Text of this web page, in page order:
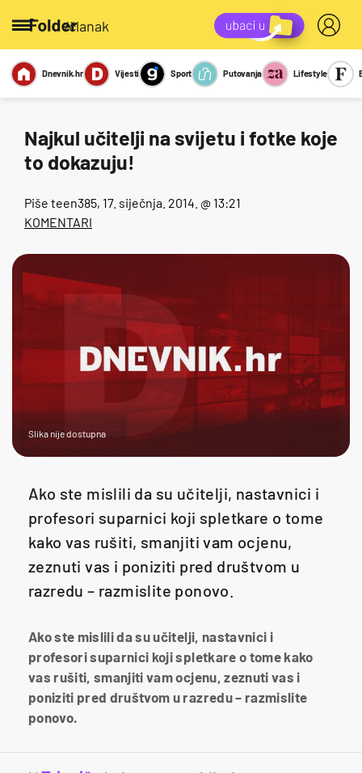
/članak
Miks Kviz
Report
Dnevnik.hr Vijesti Sport Putovanja Lifestyle
Najkul učitelji na svijetu i fotke koje
to dokazuju!
Piše teen385, 17. siječnja. 2014. @ 13:21
KOMENTARI
Slika nije dostupna
Ako ste mislili da su učitelji, nastavnici i
profesori suparnici koji spletkare o tome
kako vas rušiti, smanjiti vam ocjenu,
zeznuti vas i poniziti pred društvom u
razredu – razmislite ponovo.
Ako ste mislili da su učitelji, nastavnici i
profesori suparnici koji spletkare o tome kako
vas rušiti, smanjiti vam ocjenu, zeznuti vas i
poniziti pred društvom u razredu – razmislite
ponovo.